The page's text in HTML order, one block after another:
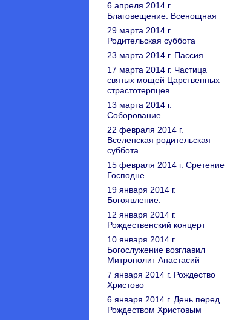
6 апреля 2014 г.
Благовещение. Всенощная
29 марта 2014 г.
Родительская суббота
23 марта 2014 г. Пассия.
17 марта 2014 г. Частица
святых мощей Царственных
страстотерпцев
13 марта 2014 г.
Соборование
22 февраля 2014 г.
Вселенская родительская
суббота
15 февраля 2014 г. Сретение
Господне
19 января 2014 г.
Богоявление.
12 января 2014 г.
Рождественский концерт
10 января 2014 г.
Богослужение возглавил
Митрополит Анастасий
7 января 2014 г. Рождество
Христово
6 января 2014 г. День перед
Рождеством Христовым